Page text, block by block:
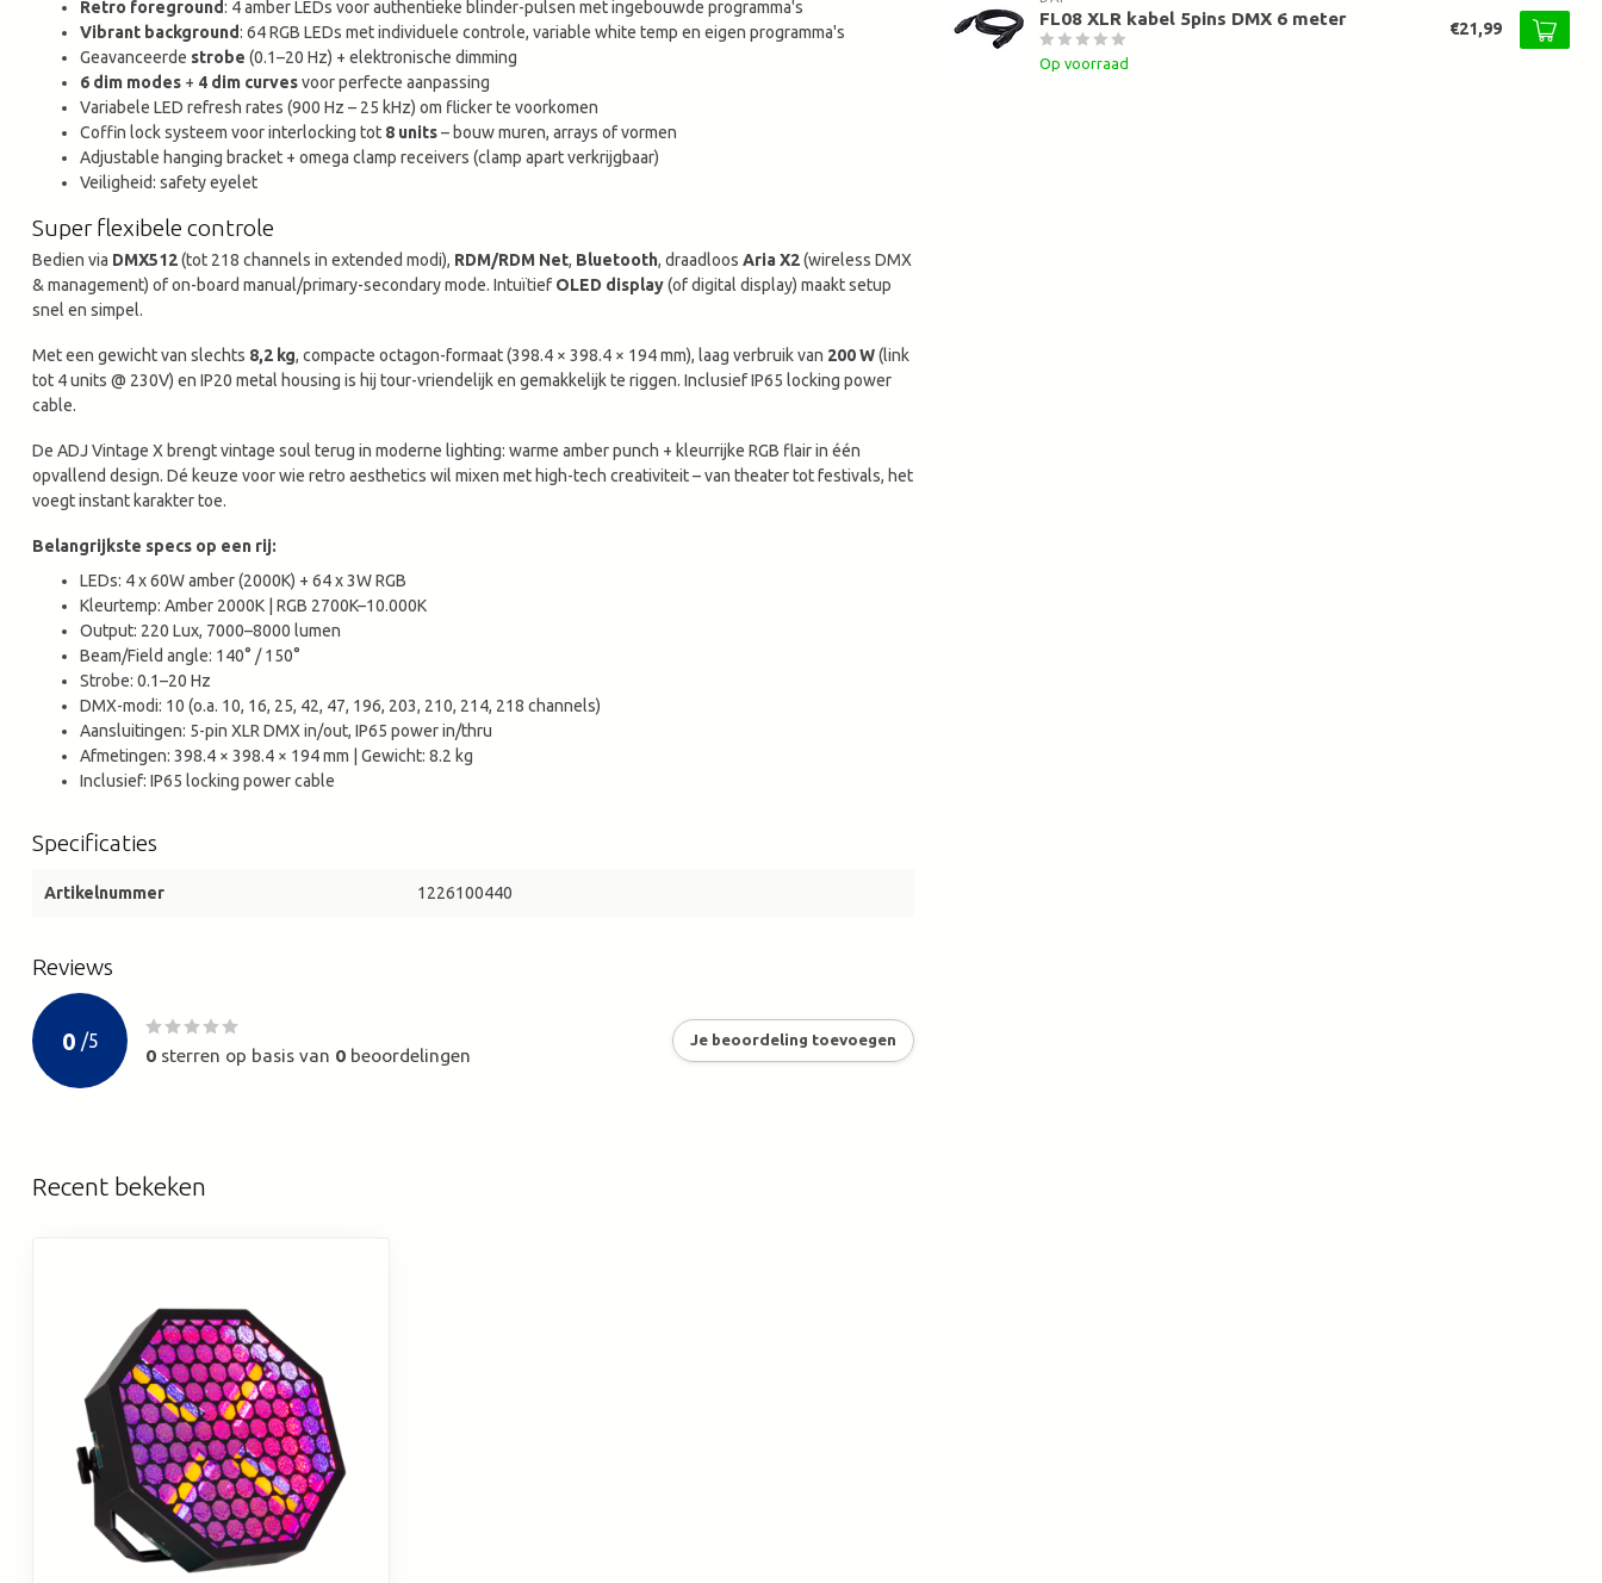
Retro foreground: 4 amber LEDs voor authentieke blinder-pulsen met ingebouwde programma's
Vibrant background: 64 RGB LEDs met individuele controle, variable white temp en eigen programma's
Geavanceerde strobe (0.1–20 Hz) + elektronische dimming
6 dim modes + 4 dim curvesvoor perfecte aanpassing
Variabele LED refresh rates (900 Hz – 25 kHz) om flicker te voorkomen
Coffin lock systeem voor interlocking tot 8 units– bouw muren, arrays of vormen
Adjustable hanging bracket + omega clamp receivers (clamp apart verkrijgbaar)
Veiligheid: safety eyelet
Super flexibele controle
Bedien via DMX512 (tot 218 channels in extended modi), RDM/RDM Net, Bluetooth, draadloos Aria X2 (wireless DMX
& management) of on-board manual/primary-secondary mode. Intuïtief OLED display (of digital display) maakt setup
snel en simpel.
Met een gewicht van slechts 8,2 kg, compacte octagon-formaat (398.4 × 398.4 × 194 mm), laag verbruik van 200 W (link
tot 4 units @ 230V) en IP20 metal housing is hij tour-vriendelijk en gemakkelijk te riggen. Inclusief IP65 locking power
cable.
De ADJ Vintage X brengt vintage soul terug in moderne lighting: warme amber punch + kleurrijke RGB flair in één
opvallend design. Dé keuze voor wie retro aesthetics wil mixen met high-tech creativiteit – van theater tot festivals, het
voegt instant karakter toe.
Belangrijkste specs op een rij:
LEDs: 4 x 60W amber (2000K) + 64 x 3W RGB
Kleurtemp: Amber 2000K | RGB 2700K–10.000K
Output: 220 Lux, 7000–8000 lumen
Beam/Field angle: 140° / 150°
Strobe: 0.1–20 Hz
DMX-modi: 10 (o.a. 10, 16, 25, 42, 47, 196, 203, 210, 214, 218 channels)
Aansluitingen: 5-pin XLR DMX in/out, IP65 power in/thru
Afmetingen: 398.4 × 398.4 × 194 mm | Gewicht: 8.2 kg
Inclusief: IP65 locking power cable
Specificaties
Artikelnummer 1226100440
Reviews
0 /5
0 sterren op basis van 0 beoordelingen
Je beoordeling toevoegen
FL08 XLR kabel 5pins DMX 6 meter
Op voorraad
€21,99
Recent bekeken